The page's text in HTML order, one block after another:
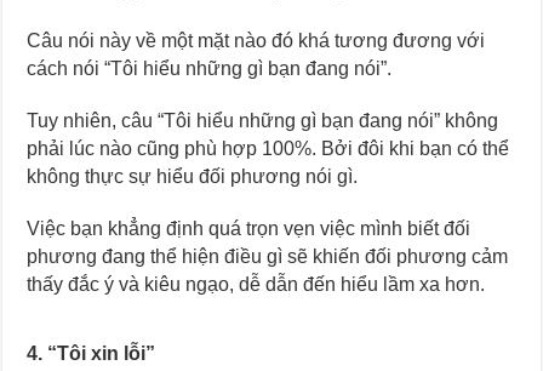
Câu nói này về một mặt nào đó khá tương đương với
cách nói “Tôi hiểu những gì bạn đang nói”.
Tuy nhiên, câu “Tôi hiểu những gì bạn đang nói” không
phải lúc nào cũng phù hợp 100%. Bởi đôi khi bạn có thể
không thực sự hiểu đối phương nói gì.
Việc bạn khẳng định quá trọn vẹn việc mình biết đối
phương đang thể hiện điều gì sẽ khiến đối phương cảm
thấy đắc ý và kiêu ngạo, dễ dẫn đến hiểu lầm xa hơn.
4. “Tôi xin lỗi”